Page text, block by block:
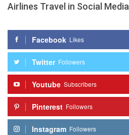
Airlines Travel in Social Media
Facebook Likes
Twitter Followers
Youtube Subscribers
Pinterest Followers
Instagram Followers